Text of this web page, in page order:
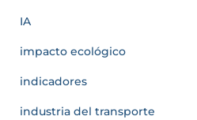
IA
impacto ecológico
indicadores
industria del transporte